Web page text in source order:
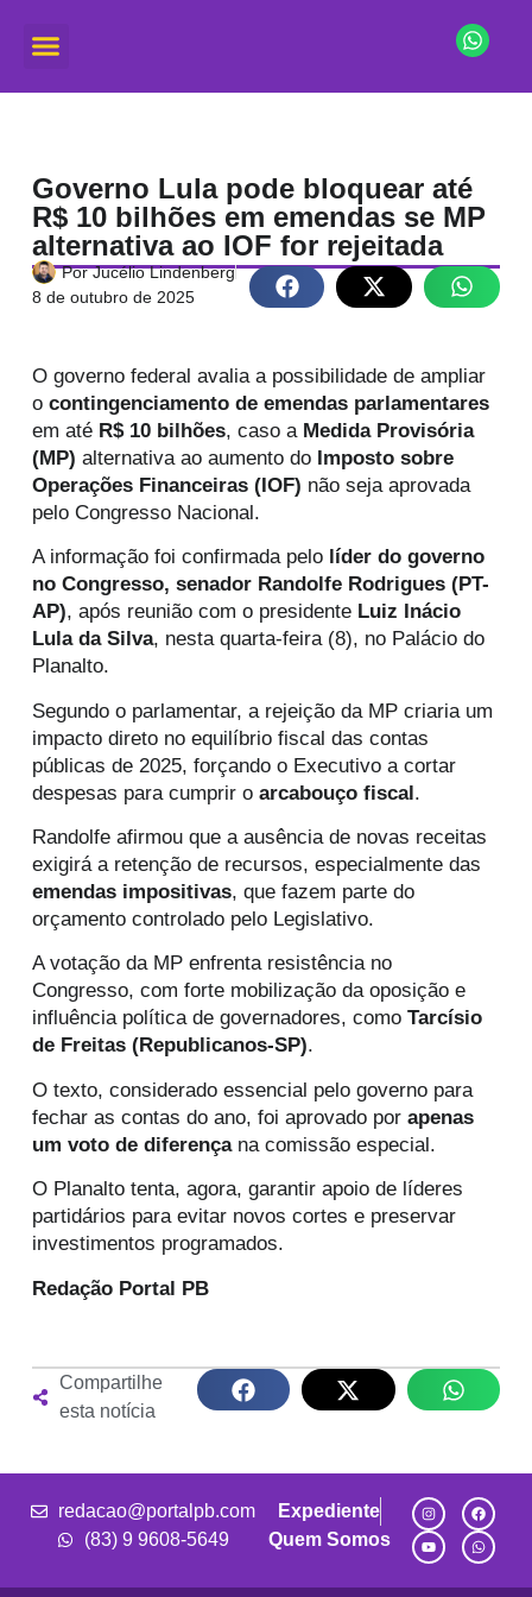
Governo Lula pode bloquear até
R$ 10 bilhões em emendas se MP
alternativa ao IOF for rejeitada
PorJucélio Lindenberg
8 de outubro de 2025
O governo federal avalia a possibilidade de ampliar
ocontingenciamento de emendas parlamentares
em até R$ 10 bilhões, caso a Medida Provisória
(MP) alternativa ao aumento do Imposto sobre
Operações Financeiras (IOF) não seja aprovada
pelo Congresso Nacional.
A informação foi confirmada pelo líder do governo
no Congresso, senador Randolfe Rodrigues (PT-
AP), após reunião com o presidente Luiz Inácio
Lula da Silva, nesta quarta-feira (8), no Palácio do
Planalto.
Segundo o parlamentar, a rejeição da MP criaria um
impacto direto no equilíbrio fiscal das contas
públicas de 2025, forçando o Executivo a cortar
despesas para cumprir oarcabouço fiscal.
Randolfe afirmou que a ausência de novas receitas
exigirá a retenção de recursos, especialmente das
emendas impositivas, que fazem parte do
orçamento controlado pelo Legislativo.
A votação da MP enfrenta resistência no
Congresso, com forte mobilização da oposição e
influência política de governadores, comoTarcísio
de Freitas (Republicanos-SP).
O texto, considerado essencial pelo governo para
fechar as contas do ano, foi aprovado porapenas
um voto de diferençana comissão especial.
O Planalto tenta, agora, garantir apoio de líderes
partidários para evitar novos cortes e preservar
investimentos programados.
Redação Portal PB
Compartilhe
esta notícia
redacao@portalpb.com
(83) 9 9608-5649
Expediente
Quem Somos